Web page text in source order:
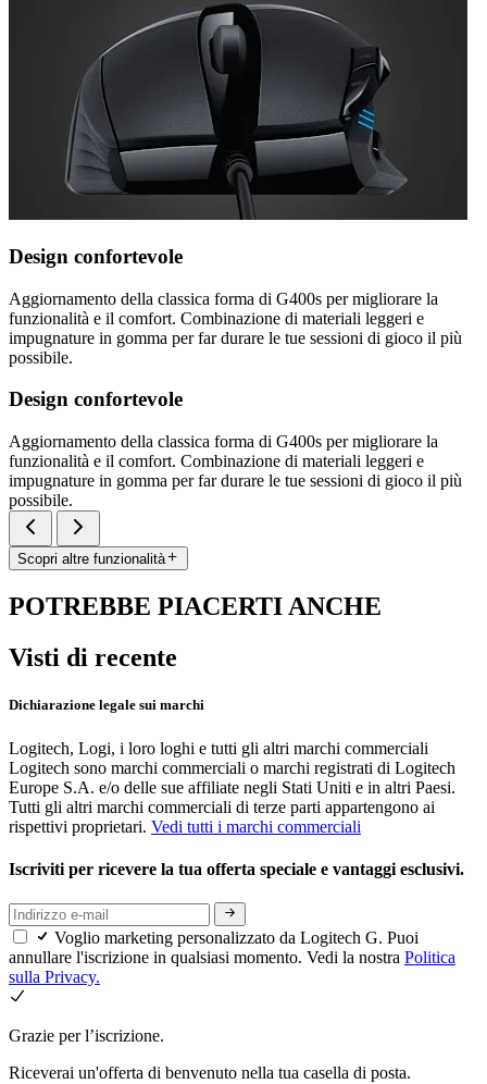
Design confortevole
Aggiornamento della classica forma di G400s per migliorare la
funzionalità e il comfort. Combinazione di materiali leggeri e
impugnature in gomma per far durare le tue sessioni di gioco il più
possibile.
Design confortevole
Aggiornamento della classica forma di G400s per migliorare la
funzionalità e il comfort. Combinazione di materiali leggeri e
impugnature in gomma per far durare le tue sessioni di gioco il più
possibile.
Scopri altre funzionalità
POTREBBE PIACERTI ANCHE
Visti di recente
Dichiarazione legale sui marchi
Logitech, Logi, i loro loghi e tutti gli altri marchi commerciali
Logitech sono marchi commerciali o marchi registrati di Logitech
Europe S.A. e/o delle sue affiliate negli Stati Uniti e in altri Paesi.
Tutti gli altri marchi commerciali di terze parti appartengono ai
rispettivi proprietari. Vedi tutti i marchi commerciali
Iscriviti per ricevere la tua offerta speciale e vantaggi esclusivi.
Voglio marketing personalizzato da Logitech G. Puoi
annullare l'iscrizione in qualsiasi momento. Vedi la nostra Politica
sulla Privacy.
Grazie per l’iscrizione.
Riceverai un'offerta di benvenuto nella tua casella di posta.